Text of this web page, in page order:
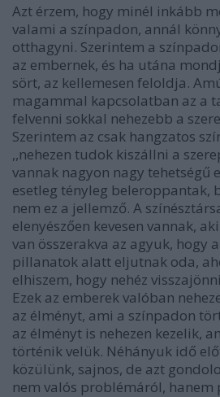
Azt érzem, hogy minél inkább
valami a színpadon, annál
otthagyni. Szerintem a
az embernek, és ha utána
sört, az kellemesen feloldja.
magammal kapcsolatban az a
felvenni sokkal nehezebb a
Szerintem az csak hangzatos
,,nehezen tudok kiszállni a
vannak nagyon nagy tehetségű
esetleg tényleg beleroppantak,
nem ez a jellemző. A
elenyészően kevesen vannak,
van összerakva az agyuk, hogy
pillanatok alatt eljutnak oda,
elhiszem, hogy nehéz
Ezek az emberek valóban
az élményt, ami a színpadon
az élményt is nehezen kezelik,
történik velük. Néhányuk idő
közülünk, sajnos, de azt
nem valós problémáról, hanem